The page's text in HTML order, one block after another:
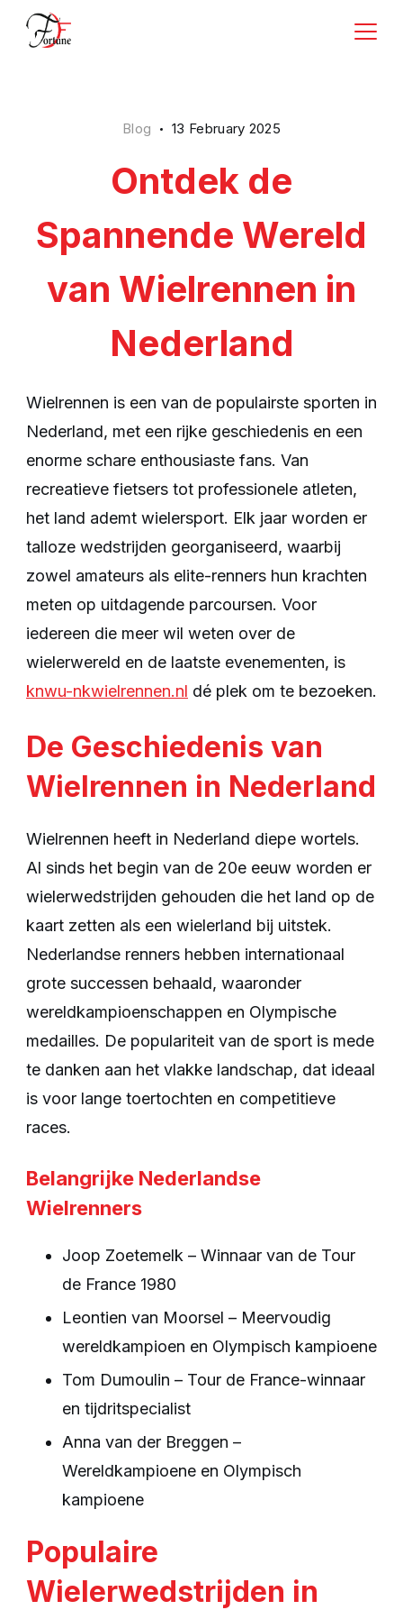
Skip
Blog 13 February 2025
Ontdek de
Spannende Wereld
van Wielrennen in
Nederland
Wielrennen is een van de populairste sporten in
Nederland, met een rijke geschiedenis en een
enorme schare enthousiaste fans. Van
recreatieve fietsers tot professionele atleten,
het land ademt wielersport. Elk jaar worden er
talloze wedstrijden georganiseerd, waarbij
zowel amateurs als elite-renners hun krachten
meten op uitdagende parcoursen. Voor
iedereen die meer wil weten over de
wielerwereld en de laatste evenementen, is
knwu-nkwielrennen.nl dé plek om te bezoeken.
De Geschiedenis van
Wielrennen in Nederland
Wielrennen heeft in Nederland diepe wortels.
Al sinds het begin van de 20e eeuw worden er
wielerwedstrijden gehouden die het land op de
kaart zetten als een wielerland bij uitstek.
Nederlandse renners hebben internationaal
grote successen behaald, waaronder
wereldkampioenschappen en Olympische
medailles. De populariteit van de sport is mede
te danken aan het vlakke landschap, dat ideaal
is voor lange toertochten en competitieve
races.
Belangrijke Nederlandse
Wielrenners
Joop Zoetemelk – Winnaar van de Tour
de France 1980
Leontien van Moorsel – Meervoudig
wereldkampioen en Olympisch kampioene
Tom Dumoulin – Tour de France-winnaar
en tijdritspecialist
Anna van der Breggen –
Wereldkampioene en Olympisch
kampioene
Populaire
Wielerwedstrijden in